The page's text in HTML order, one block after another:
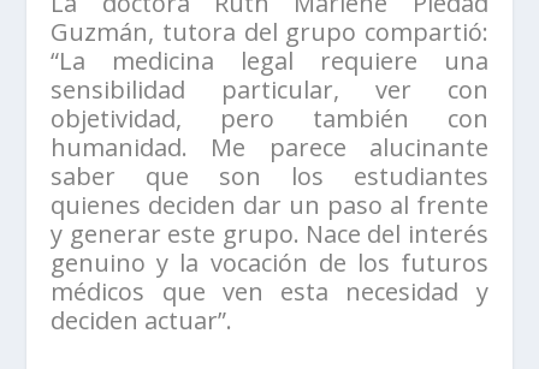
Guzmán, tutora del grupo compartió:
“La medicina legal requiere una
sensibilidad particular, ver con
objetividad, pero también con
humanidad. Me parece alucinante
saber que son los estudiantes
quienes deciden dar un paso al frente
y generar este grupo. Nace del interés
genuino y la vocación de los futuros
médicos que ven esta necesidad y
deciden actuar”.